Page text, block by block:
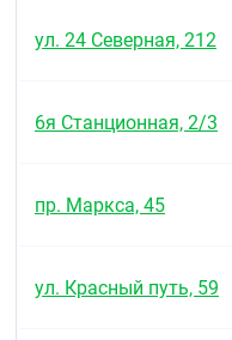
ул. 24 Северная, 212
6я Станционная, 2/3
пр. Маркса, 45
ул. Красный путь, 59